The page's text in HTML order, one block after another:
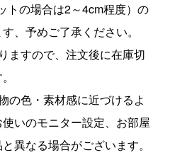
トの場合は2～4cm程度）の
、予めご了承ください。
ますので、注文後に在庫切
の色・素材感に近づけるよ
いのモニター設定、お部屋
異なる場合がございます。